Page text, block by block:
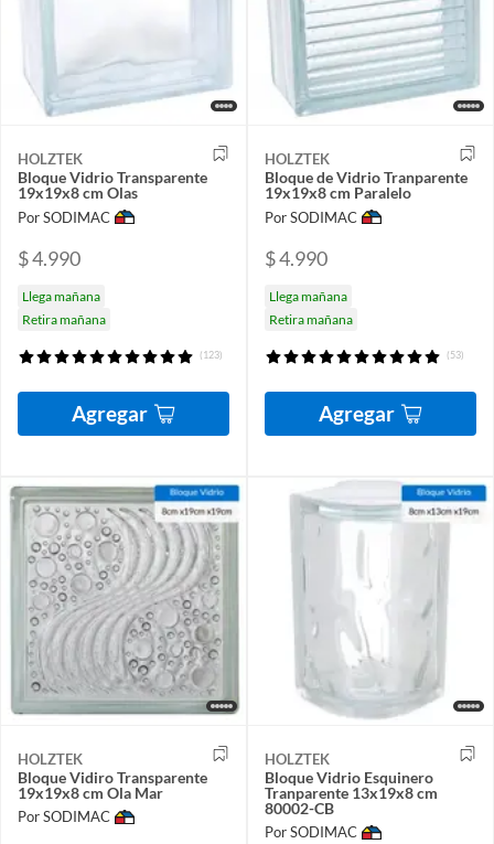
HOLZTEK
Bloque Vidrio Transparente
19x19x8 cm Olas
Por SODIMAC
$ 4.990
Llega mañana
Retira mañana
(123)
Agregar
HOLZTEK
Bloque de Vidrio Tranparente
19x19x8 cm Paralelo
Por SODIMAC
$ 4.990
Llega mañana
Retira mañana
(53)
Agregar
HOLZTEK
Bloque Vidiro Transparente
19x19x8 cm Ola Mar
Por SODIMAC
HOLZTEK
Bloque Vidrio Esquinero
Tranparente 13x19x8 cm
80002-CB
Por SODIMAC